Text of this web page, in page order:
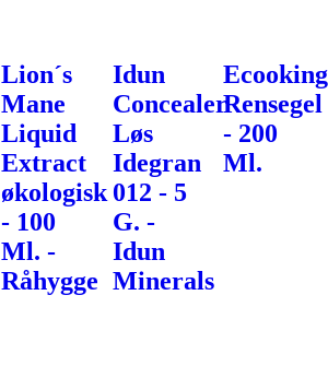
Lion´s
Mane
Liquid
Extract
økologisk
- 100
Ml. -
Råhygge
Idun
Concealer
Løs
Idegran
012 - 5
G. -
Idun
Minerals
Ecooking
Rensegel
- 200
Ml.